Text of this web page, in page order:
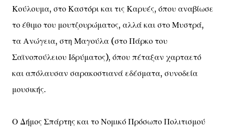
Κούλουμα, στο Καστόρι και τις Καρυές, όπου αναβίωσε
το έθιμο του μουτζουρώματος, αλλά και στο Μυστρά,
τα Ανώγεια, στη Μαγούλα (στο Πάρκο του
Σαϊνοπούλειου Ιδρύματος), όπου πέταξαν χαρταετό
και απόλαυσαν σαρακοστιανά εδέσματα, συνοδεία
μουσικής.
Ο Δήμος Σπάρτης και το Νομικό Πρόσωπο Πολιτισμού